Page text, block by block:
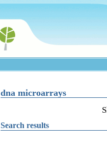
dna microarrays
Search results